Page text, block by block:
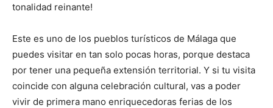
tonalidad reinante!
Este es uno de los pueblos turísticos de Málaga que
puedes visitar en tan solo pocas horas, porque destaca
por tener una pequeña extensión territorial. Y si tu visita
coincide con alguna celebración cultural, vas a poder
vivir de primera mano enriquecedoras ferias de los